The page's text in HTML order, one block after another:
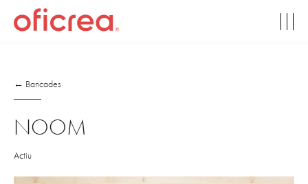
← Bancades
NOOM
Actiu